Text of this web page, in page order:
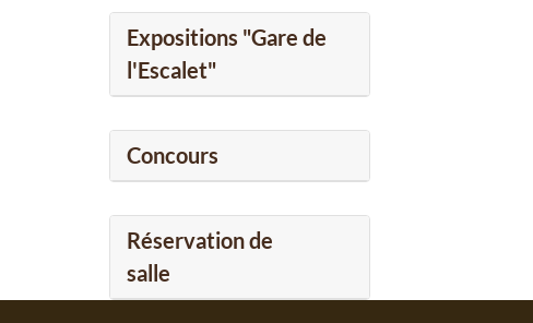
Expositions "Gare de
l'Escalet"
Concours
Réservation de
salle